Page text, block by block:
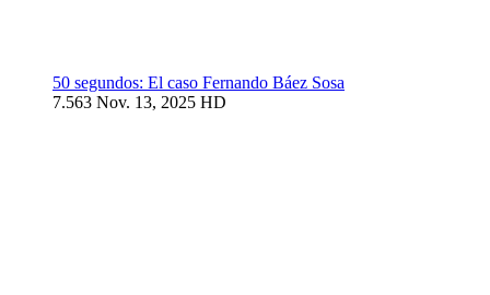
50 segundos: El caso Fernando Báez Sosa
7.563 Nov. 13, 2025 HD